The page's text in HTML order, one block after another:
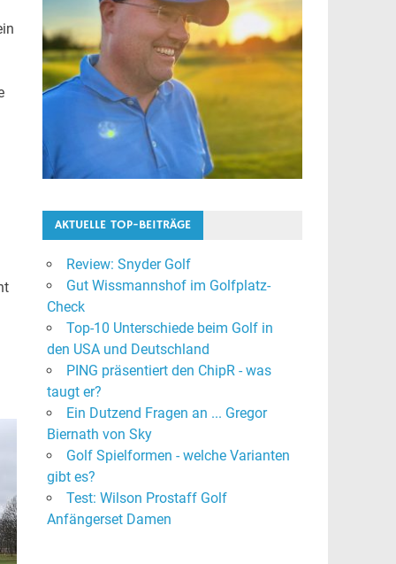
AKTUELLE TOP-BEITRÄGE
Review: Snyder Golf
Gut Wissmannshof im Golfplatz-
Check
Top-10 Unterschiede beim Golf in
den USA und Deutschland
PING präsentiert den ChipR - was
taugt er?
Ein Dutzend Fragen an ... Gregor
Biernath von Sky
Golf Spielformen - welche Varianten
gibt es?
Test: Wilson Prostaff Golf
Anfängerset Damen